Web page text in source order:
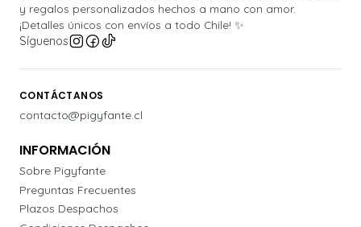
y regalos personalizados hechos a mano con amor.
¡Detalles únicos con envíos a todo Chile! ✨
Síguenos
CONTÁCTANOS
contacto@pigyfante.cl
INFORMACIÓN
Sobre Pigyfante
Preguntas Frecuentes
Plazos Despachos